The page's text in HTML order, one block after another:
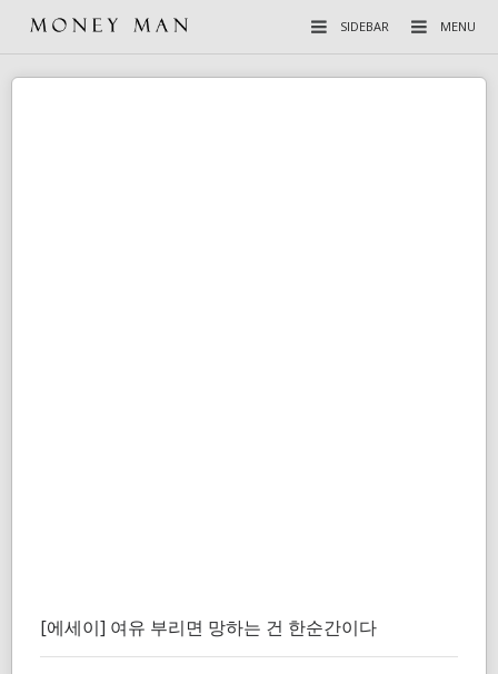
MENU
SIDEBAR
[에세이] 여유 부리면 망하는 건 한순간이다